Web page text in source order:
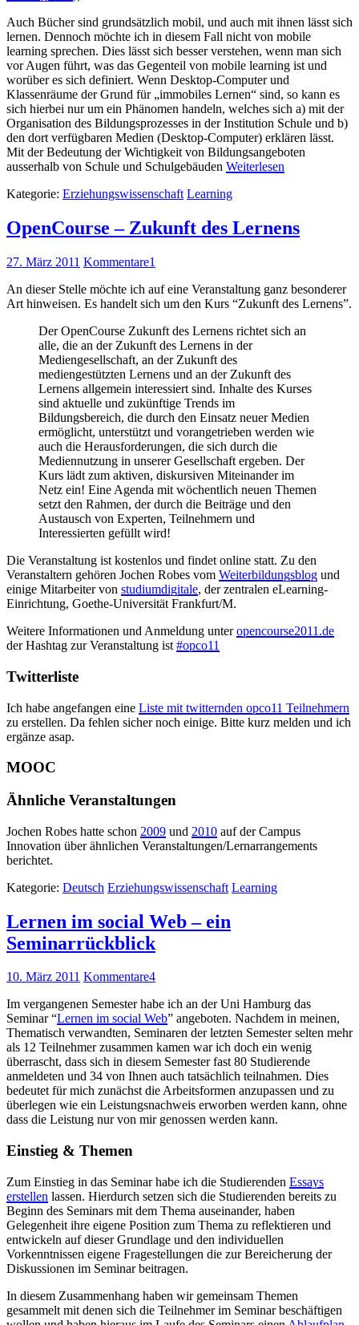
Auch Bücher sind grundsätzlich mobil, und auch mit ihnen lässt sich
lernen. Dennoch möchte ich in diesem Fall nicht von mobile
learning sprechen. Dies lässt sich besser verstehen, wenn man sich
vor Augen führt, was das Gegenteil von mobile learning ist und
worüber es sich definiert. Wenn Desktop-Computer und
Klassenräume der Grund für „immobiles Lernen“ sind, so kann es
sich hierbei nur um ein Phänomen handeln, welches sich a) mit der
Organisation des Bildungsprozesses in der Institution Schule und b)
den dort verfügbaren Medien (Desktop-Computer) erklären lässt.
Mit der Bedeutung der Wichtigkeit von Bildungsangeboten
ausserhalb von Schule und Schulgebäuden Weiterlesen
Kategorie: Erziehungswissenschaft Learning
OpenCourse – Zukunft des Lernens
27. März 2011 Kommentare1
An dieser Stelle möchte ich auf eine Veranstaltung ganz besonderer
Art hinweisen. Es handelt sich um den Kurs “Zukunft des Lernens”.
Der OpenCourse Zukunft des Lernens richtet sich an
alle, die an der Zukunft des Lernens in der
Mediengesellschaft, an der Zukunft des
mediengestützten Lernens und an der Zukunft des
Lernens allgemein interessiert sind. Inhalte des Kurses
sind aktuelle und zukünftige Trends im
Bildungsbereich, die durch den Einsatz neuer Medien
ermöglicht, unterstützt und vorangetrieben werden wie
auch die Herausforderungen, die sich durch die
Mediennutzung in unserer Gesellschaft ergeben. Der
Kurs lädt zum aktiven, diskursiven Miteinander im
Netz ein! Eine Agenda mit wöchentlich neuen Themen
setzt den Rahmen, der durch die Beiträge und den
Austausch von Experten, Teilnehmern und
Interessierten gefüllt wird!
Die Veranstaltung ist kostenlos und findet online statt. Zu den
Veranstaltern gehören Jochen Robes vom Weiterbildungsblog und
einige Mitarbeiter von studiumdigitale, der zentralen eLearning-
Einrichtung, Goethe-Universität Frankfurt/M.
Weitere Informationen und Anmeldung unteropencourse2011.de
der Hashtag zur Veranstaltung ist #opco11
Twitterliste
Ich habe angefangen eine Liste mit twitternden opco11 Teilnehmern
zu erstellen. Da fehlen sicher noch einige. Bitte kurz melden und ich
ergänze asap.
MOOC
Ähnliche Veranstaltungen
Jochen Robes hatte schon 2009 und 2010 auf der Campus
Innovation über ähnlichen Veranstaltungen/Lernarrangements
berichtet.
Kategorie: Deutsch Erziehungswissenschaft Learning
Lernen im social Web – ein
Seminarrückblick
10. März 2011 Kommentare4
Im vergangenen Semester habe ich an der Uni Hamburg das
Seminar “Lernen im social Web” angeboten. Nachdem in meinen,
Thematisch verwandten, Seminaren der letzten Semester selten mehr
als 12 Teilnehmer zusammen kamen war ich doch ein wenig
überrascht, dass sich in diesem Semester fast 80 Studierende
anmeldeten und 34 von Ihnen auch tatsächlich teilnahmen. Dies
bedeutet für mich zunächst die Arbeitsformen anzupassen und zu
überlegen wie ein Leistungsnachweis erworben werden kann, ohne
dass die Leistung nur von mir genossen werden kann.
Einstieg & Themen
Zum Einstieg in das Seminar habe ich die Studierenden Essays
erstellen lassen. Hierdurch setzen sich die Studierenden bereits zu
Beginn des Seminars mit dem Thema auseinander, haben
Gelegenheit ihre eigene Position zum Thema zu reflektieren und
entwickeln auf dieser Grundlage und den individuellen
Vorkenntnissen eigene Fragestellungen die zur Bereicherung der
Diskussionen im Seminar beitragen.
In diesem Zusammenhang haben wir gemeinsam Themen
gesammelt mit denen sich die Teilnehmer im Seminar beschäftigen